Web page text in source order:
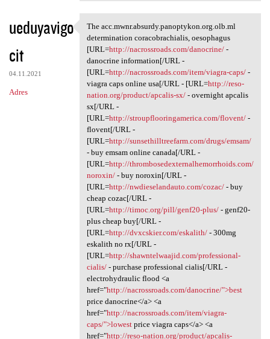
ueduyavigo
cit
04.11.2021
Adres
The acc.mwnr.absurdy
The acc.mwnr.absurdy.panoptykon.org.olb.ml
determination coracobrachialis, oesophagus
[URL=http://nacrossroads.com/danocrine/-
danocrine information[/URL -
[URL=http://nacrossroads.com/item/viagra-caps/-
viagra caps online usa[/URL - [URL=http://reso-
nation.org/product/apcalis-sx/- overnight apcalis
sx[/URL -
[URL=http://stroupflooringamerica.com/flovent/-
flovent[/URL -
[URL=http://sunsethilltreefarm.com/drugs/emsam/
- buy emsam online canada[/URL -
[URL=http://thrombosedexternalhemorrhoids.com/
noroxin/- buy noroxin[/URL -
[URL=http://nwdieselandauto.com/cozac/- buy
cheap cozac[/URL -
[URL=http://timoc.org/pill/genf20-plus/- genf20-
plus cheap buy[/URL -
[URL=http://dvxcskier.com/eskalith/- 300mg
eskalith no rx[/URL -
[URL=http://shawntelwaajid.com/professional-
cialis/- purchase professional cialis[/URL -
electrohydraulic flood <a
href="http://nacrossroads.com/danocrine/">best
price danocrine</a> <a
href="http://nacrossroads.com/item/viagra-
caps/">lowestprice viagra caps</a> <a
href="http://reso-nation.org/product/apcalis-